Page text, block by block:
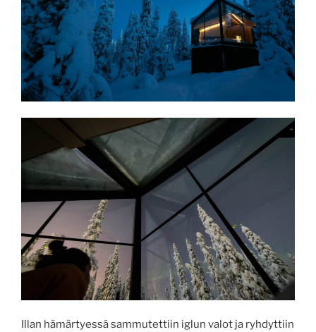
Illan hämärtyessä sammutettiin iglun valot ja ryhdyttiin